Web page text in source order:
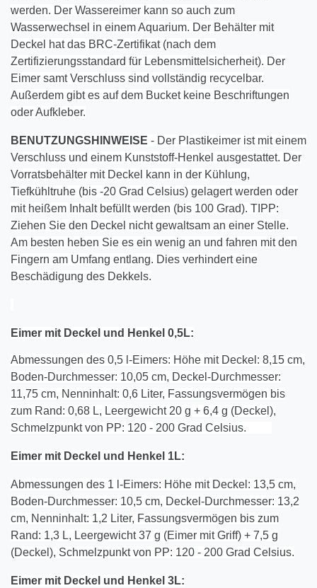
werden. Der Wassereimer kann so auch zum
Wasserwechsel in einem Aquarium. Der Behälter mit
Deckel hat das BRC-Zertifikat (nach dem
Zertifizierungsstandard für Lebensmittelsicherheit). Der
Eimer samt Verschluss sind vollständig recycelbar.
Außerdem gibt es auf dem Bucket keine Beschriftungen
oder Aufkleber.
BENUTZUNGSHINWEISE - Der Plastikeimer ist mit einem
Verschluss und einem Kunststoff-Henkel ausgestattet. Der
Vorratsbehälter mit Deckel kann in der Kühlung,
Tiefkühltruhe (bis -20 Grad Celsius) gelagert werden oder
mit heißem Inhalt befüllt werden (bis 100 Grad). TIPP:
Ziehen Sie den Deckel nicht gewaltsam an einer Stelle.
Am besten heben Sie es ein wenig an und fahren mit den
Fingern am Umfang entlang. Dies verhindert eine
Beschädigung des Dekkels.
Eimer mit Deckel und Henkel 0,5L:
Abmessungen des 0,5 l-Eimers: Höhe mit Deckel: 8,15 cm,
Boden-Durchmesser: 10,05 cm, Deckel-Durchmesser:
11,75 cm, Nenninhalt: 0,6 Liter, Fassungsvermögen bis
zum Rand: 0,68 L, Leergewicht 20 g + 6,4 g (Deckel),
Schmelzpunkt von PP: 120 - 200 Grad Celsius.
Eimer mit Deckel und Henkel 1L:
Abmessungen des 1 l-Eimers: Höhe mit Deckel: 13,5 cm,
Boden-Durchmesser: 10,5 cm, Deckel-Durchmesser: 13,2
cm, Nenninhalt: 1,2 Liter, Fassungsvermögen bis zum
Rand: 1,3 L, Leergewicht 37 g (Eimer mit Griff) + 7,5 g
(Deckel), Schmelzpunkt von PP: 120 - 200 Grad Celsius.
Eimer mit Deckel und Henkel 3L: